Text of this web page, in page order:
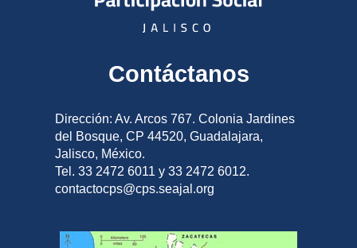
Contáctanos
Dirección: Av. Arcos 767. Colonia Jardines
del Bosque, CP 44520, Guadalajara,
Jalisco, México.
Tel. 33 2472 6011 y 33 2472 6012.
contactocps@cps.seajal.org